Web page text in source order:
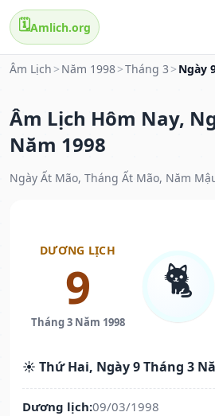
🗓️Amlich.org
Âm Lịch > Năm 1998>Tháng 3 > Ngày
Âm Lịch Hôm Nay,
Năm 1998
Ngày Ất Mão, Tháng Ất Mão, Năm
DƯƠNG LỊCH
9
Tháng 3 Năm 1998
🐈
☀️ Thứ Hai, Ngày 9 Tháng 3
Dương lịch:09/03/1998